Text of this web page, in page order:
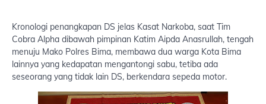
Kronologi penangkapan DS jelas Kasat Narkoba, saat Tim
Cobra Alpha dibawah pimpinan Katim Aipda Anasrullah, tengah
menuju Mako Polres Bima, membawa dua warga Kota Bima
lainnya yang kedapatan mengantongi sabu, tetiba ada
seseorang yang tidak lain DS, berkendara sepeda motor.